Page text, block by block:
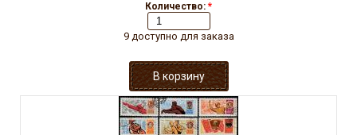
Количество: *
9 доступно для заказа